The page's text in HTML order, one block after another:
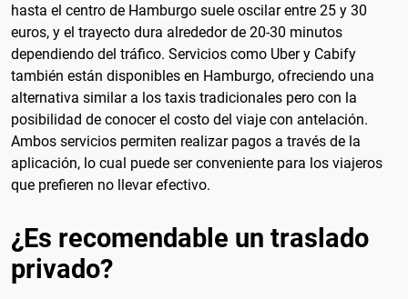
hasta el centro de Hamburgo suele oscilar entre 25 y 30
euros, y el trayecto dura alrededor de 20-30 minutos
dependiendo del tráfico. Servicios como Uber y Cabify
también están disponibles en Hamburgo, ofreciendo una
alternativa similar a los taxis tradicionales pero con la
posibilidad de conocer el costo del viaje con antelación.
Ambos servicios permiten realizar pagos a través de la
aplicación, lo cual puede ser conveniente para los viajeros
que prefieren no llevar efectivo.
¿Es recomendable un traslado
privado?